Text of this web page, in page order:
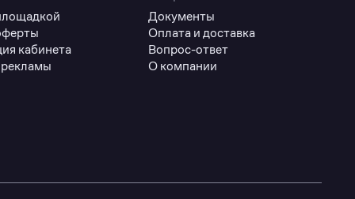
кабинета
Документы
Оплата и доставка
Вопрос-ответ
О компании